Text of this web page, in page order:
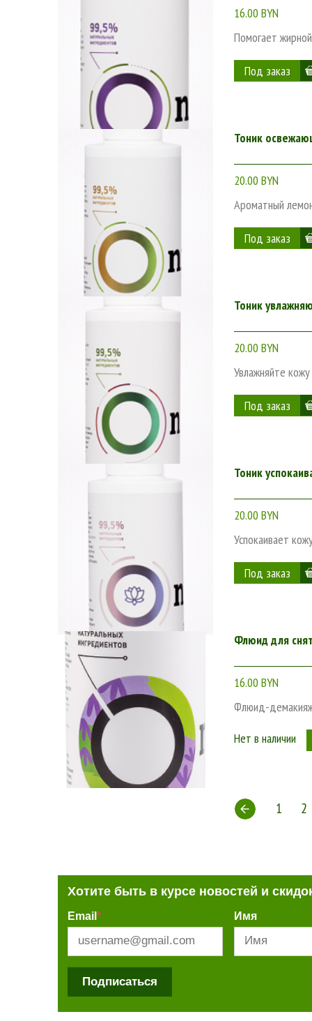
16.00 BYN
Помогает
Тоник
20.00 BYN
Ароматный
Тоник
20.00 BYN
Увлажняйте
Тоник
20.00 BYN
Успокаивает
Флюид для
16.00 BYN
Флюид-
Нет в наличии
1 2
Хотите быть в курсе новостей и
Email * Имя
Подписаться